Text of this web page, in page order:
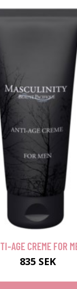
AGE CREME FOR
835 SEK